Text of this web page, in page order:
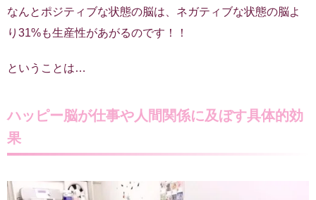
なんとポジティブな状態の脳は、ネガティブな状態の脳よ
り31%も生産性があがるのです！！
ということは…
ハッピー脳が仕事や人間関係に及ぼす具体的効
果